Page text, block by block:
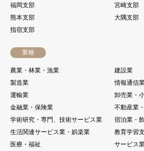
福岡支部
宮崎支部
熊本支部
大隅支部
指宿支部
業種
農業・林業・漁業
建設業
製造業
情報通信
運輸業
卸売業・
金融業・保険業
不動産業
学術研究・専門、技術サービス業
宿泊業・
生活関連サービス業・娯楽業
教育学習
医療・福祉
サービス